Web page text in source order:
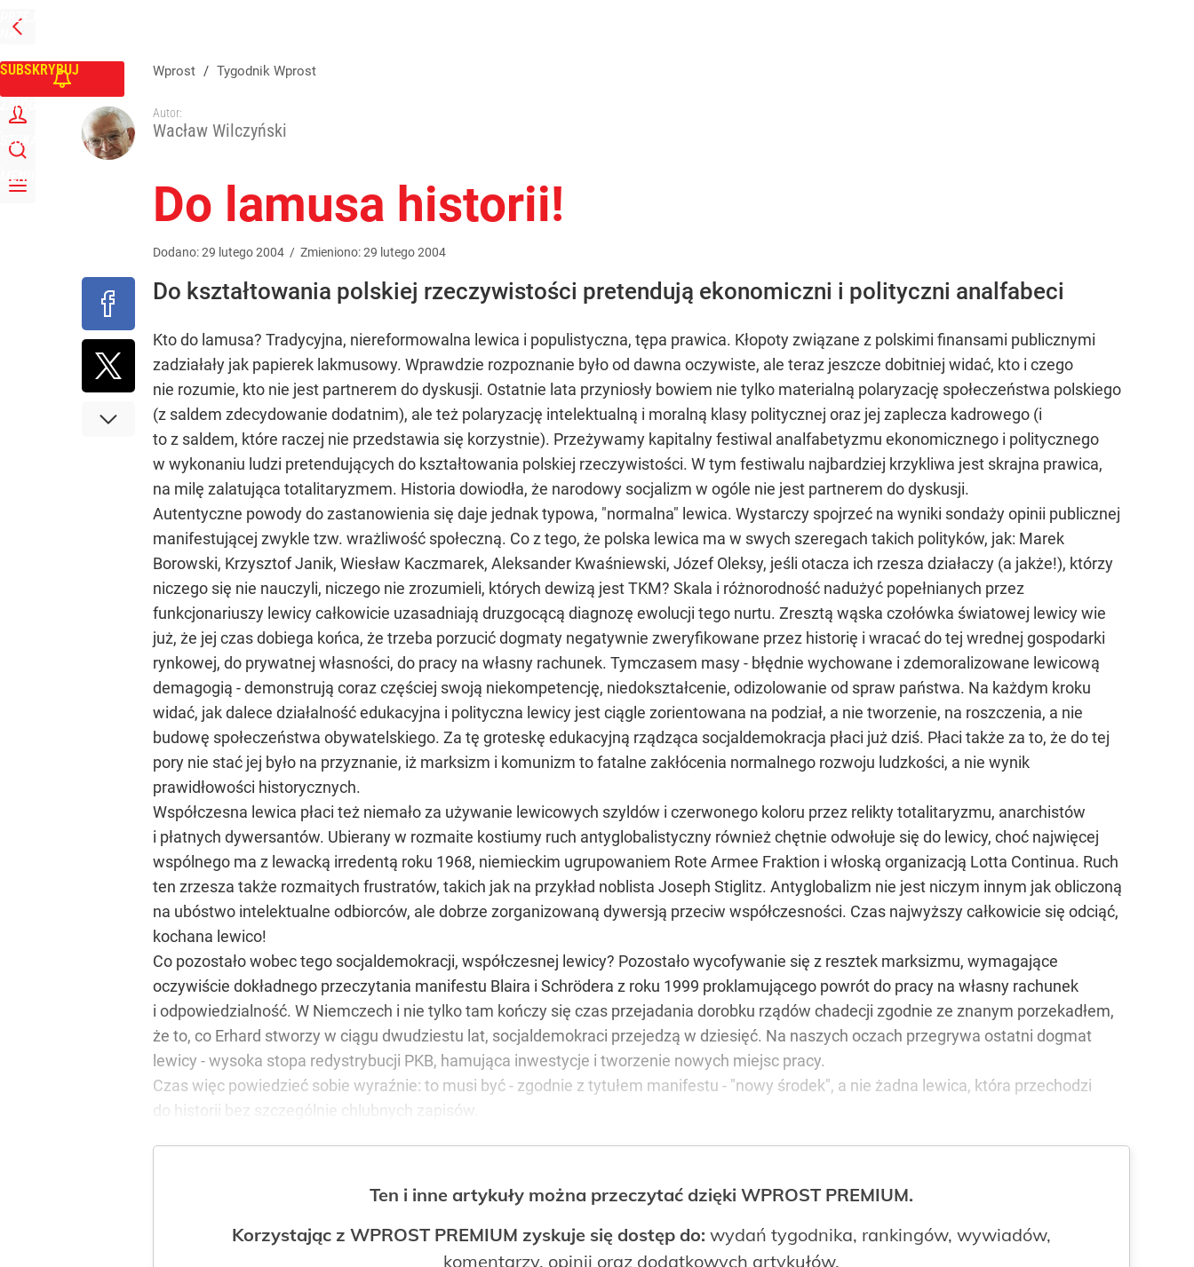
PRZEJDŹ
NA
GŁÓWNĄ
SUBSKRYBUJ
ZALOGUJ
SZUKAJ
MENU
Wprost / Tygodnik Wprost
Autor:
Wacław Wilczyński
Do lamusa historii!
Dodano:29 lutego2004 / Zmieniono:29 lutego2004
Do kształtowania polskiej rzeczywistości pretendują ekonomiczni i polityczni analfabeci
Kto do lamusa? Tradycyjna, niereformowalna lewica i populistyczna, tępa prawica. Kłopoty związane z polskimi finansami publicznymi
zadziałały jak papierek lakmusowy. Wprawdzie rozpoznanie było od dawna oczywiste, ale teraz jeszcze dobitniej widać, kto i czego
nie rozumie, kto nie jest partnerem do dyskusji. Ostatnie lata przyniosły bowiem nie tylko materialną polaryzację społeczeństwa polskiego
(z saldem zdecydowanie dodatnim), ale też polaryzację intelektualną i moralną klasy politycznej oraz jej zaplecza kadrowego (i
to z saldem, które raczej nie przedstawia się korzystnie). Przeżywamy kapitalny festiwal analfabetyzmu ekonomicznego i politycznego
w wykonaniu ludzi pretendujących do kształtowania polskiej rzeczywistości. W tym festiwalu najbardziej krzykliwa jest skrajna prawica,
na milę zalatująca totalitaryzmem. Historia dowiodła, że narodowy socjalizm w ogóle nie jest partnerem do dyskusji.
Autentyczne powody do zastanowienia się daje jednak typowa, "normalna" lewica. Wystarczy spojrzeć na wyniki sondaży opinii publicznej
manifestującej zwykle tzw. wrażliwość społeczną. Co z tego, że polska lewica ma w swych szeregach takich polityków, jak: Marek
Borowski, Krzysztof Janik, Wiesław Kaczmarek, Aleksander Kwaśniewski, Józef Oleksy, jeśli otacza ich rzesza działaczy (a jakże!), którzy
niczego się nie nauczyli, niczego nie zrozumieli, których dewizą jest TKM? Skala i różnorodność nadużyć popełnianych przez
funkcjonariuszy lewicy całkowicie uzasadniają druzgocącą diagnozę ewolucji tego nurtu. Zresztą wąska czołówka światowej lewicy wie
już, że jej czas dobiega końca, że trzeba porzucić dogmaty negatywnie zweryfikowane przez historię i wracać do tej wrednej gospodarki
rynkowej, do prywatnej własności, do pracy na własny rachunek. Tymczasem masy - błędnie wychowane i zdemoralizowane lewicową
demagogią - demonstrują coraz częściej swoją niekompetencję, niedokształcenie, odizolowanie od spraw państwa. Na każdym kroku
widać, jak dalece działalność edukacyjna i polityczna lewicy jest ciągle zorientowana na podział, a nie tworzenie, na roszczenia, a nie
budowę społeczeństwa obywatelskiego. Za tę groteskę edukacyjną rządząca socjaldemokracja płaci już dziś. Płaci także za to, że do tej
pory nie stać jej było na przyznanie, iż marksizm i komunizm to fatalne zakłócenia normalnego rozwoju ludzkości, a nie wynik
prawidłowości historycznych.
Współczesna lewica płaci też niemało za używanie lewicowych szyldów i czerwonego koloru przez relikty totalitaryzmu, anarchistów
i płatnych dywersantów. Ubierany w rozmaite kostiumy ruch antyglobalistyczny również chętnie odwołuje się do lewicy, choć najwięcej
wspólnego ma z lewacką irredentą roku 1968, niemieckim ugrupowaniem Rote Armee Fraktion i włoską organizacją Lotta Continua. Ruch
ten zrzesza także rozmaitych frustratów, takich jak na przykład noblista Joseph Stiglitz. Antyglobalizm nie jest niczym innym jak obliczoną
na ubóstwo intelektualne odbiorców, ale dobrze zorganizowaną dywersją przeciw współczesności. Czas najwyższy całkowicie się odciąć,
kochana lewico!
Co pozostało wobec tego socjaldemokracji, współczesnej lewicy? Pozostało wycofywanie się z resztek marksizmu, wymagające
oczywiście dokładnego przeczytania manifestu Blaira i Schrödera z roku 1999 proklamującego powrót do pracy na własny rachunek
i odpowiedzialność. W Niemczech i nie tylko tam kończy się czas przejadania dorobku rządów chadecji zgodnie ze znanym porzekadłem,
że to, co Erhard stworzy w ciągu dwudziestu lat, socjaldemokraci przejedzą w dziesięć. Na naszych oczach przegrywa ostatni dogmat
lewicy - wysoka stopa redystrybucji PKB, hamująca inwestycje i tworzenie nowych miejsc pracy.
Czas więc powiedzieć sobie wyraźnie: to musi być - zgodnie z tytułem manifestu - "nowy środek", a nie żadna lewica, która przechodzi
do historii bez szczególnie chlubnych zapisów.
Ten i inne artykuły można przeczytać dzięki WPROST PREMIUM.
Korzystając z WPROST PREMIUM zyskuje się dostęp do: wydań tygodnika, rankingów, wywiadów,
komentarzy, opinii oraz dodatkowych artykułów.